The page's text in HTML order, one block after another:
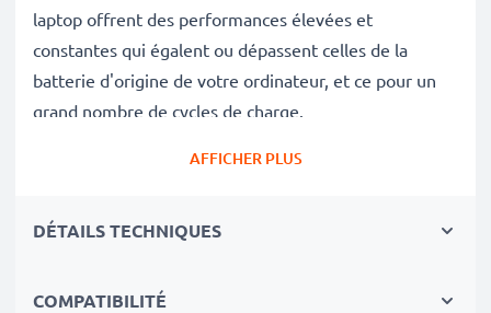
laptop offrent des performances élevées et
constantes qui égalent ou dépassent celles de la
batterie d'origine de votre ordinateur, et ce pour un
grand nombre de cycles de charge.
de contrôles de qualité stricts et rigoureux afin de
Le choix durable
AFFICHER PLUS
DÉTAILS TECHNIQUES
COMPATIBILITÉ